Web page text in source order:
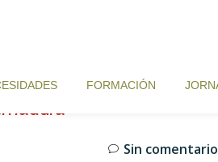
FORMACIÓN
Sin